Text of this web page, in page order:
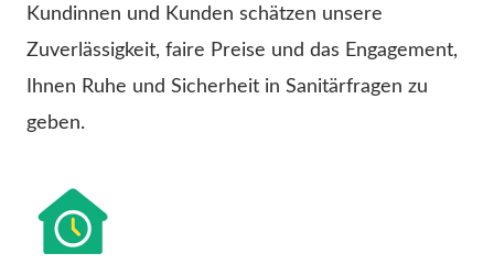
Kundinnen und Kunden schätzen unsere
Zuverlässigkeit, faire Preise und das Engagement,
Ihnen Ruhe und Sicherheit in Sanitärfragen zu
geben.